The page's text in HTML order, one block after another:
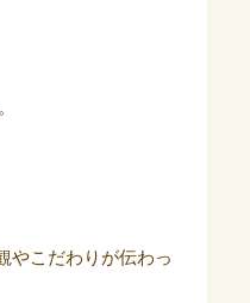
やこだわりが伝わっ